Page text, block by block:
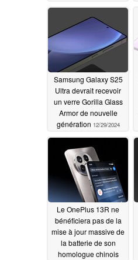
secondes, ainsi que la
présence de la
OnePlus Watch 3 Pro
et de l'Oppo Watch X2
01/01/2025
Samsung Galaxy S25
Ultra devrait recevoir
un verre Gorilla Glass
Armor de nouvelle
génération 12/29/2024
Le OnePlus 13R ne
bénéficiera pas de la
mise à jour massive de
la batterie de son
homologue chinois